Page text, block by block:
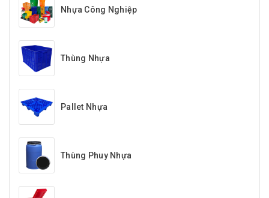
Nhựa Công Nghiệp
Thùng Nhựa
Pallet Nhựa
Thùng Phuy Nhựa